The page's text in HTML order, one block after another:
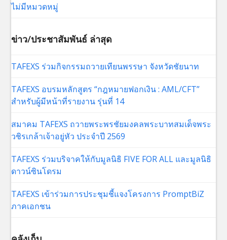
ไม่มีหมวดหมู่
ข่าว/ประชาสัมพันธ์ ล่าสุด
TAFEXS ร่วมกิจกรรมถวายเทียนพรรษา จังหวัดชัยนาท
TAFEXS อบรมหลักสูตร “กฎหมายฟอกเงิน : AML/CFT”
สำหรับผู้มีหน้าที่รายงาน รุ่นที่ 14
สมาคม TAFEXS ถวายพระพรชัยมงคลพระบาทสมเด็จพระ
วชิรเกล้าเจ้าอยู่หัว ประจำปี 2569
TAFEXS ร่วมบริจาคให้กับมูลนิธิ FIVE FOR ALL และมูลนิธิ
ดาวน์ซินโดรม
TAFEXS เข้าร่วมการประชุมชี้แจงโครงการ PromptBiZ
ภาคเอกชน